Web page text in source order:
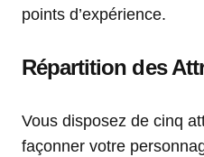
points d’expérience.
Répartition des
Vous disposez de cinq
façonner votre